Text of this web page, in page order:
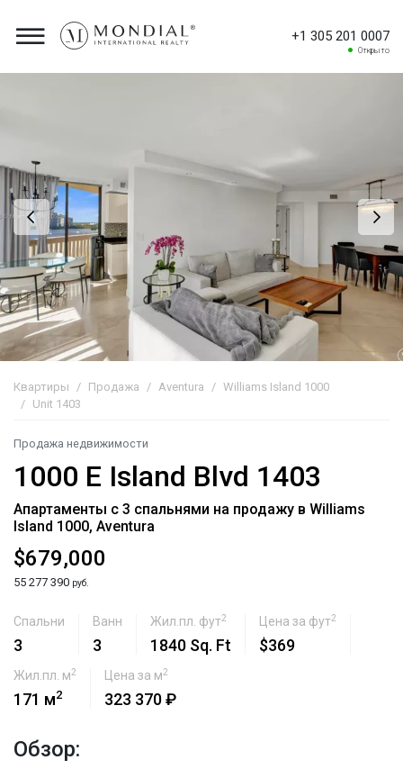
+1 305 201 0007
Открыто
Квартиры Продажа Aventura
Williams Island 1000
Unit 1403
Продажа недвижимости
1000 E Island Blvd 1403
Апартаменты с 3 спальнями на продажу в Williams
Island 1000, Aventura
$679,000
55 277 390 руб.
Спальни
3
Ванн
3
Жил.пл. фут2
1840 Sq. Ft
Цена за фут2
$369
Жил.пл. м2
171 м2
Цена за м2
323 370 ₽
Обзор: